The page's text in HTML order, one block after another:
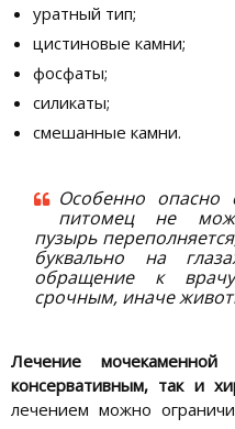
уратный тип;
цистиновые камни;
фосфаты;
силикаты;
смешанные камни.
Особенно опасно
питомец не
пузырь
буквально на
обращение к
срочным, иначе
Лечение
консервативным, так и
лечением можно